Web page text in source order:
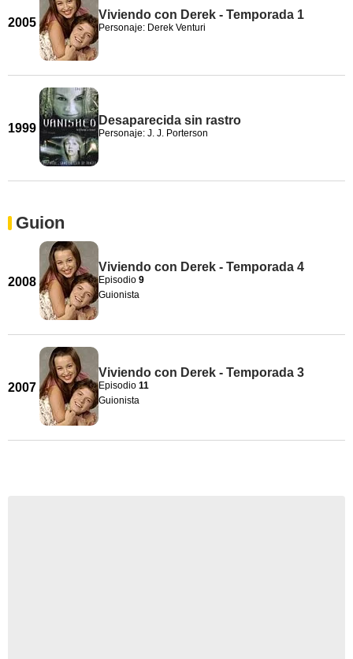
2005
Viviendo con Derek - Temporada 1
Personaje: Derek Venturi
1999
Desaparecida sin rastro
Personaje: J. J. Porterson
Guion
2008
Viviendo con Derek - Temporada 4
Episodio 9
Guionista
2007
Viviendo con Derek - Temporada 3
Episodio 11
Guionista